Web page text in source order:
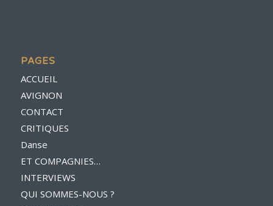
PAGES
ACCUEIL
AVIGNON
CONTACT
CRITIQUES
Danse
ET COMPAGNIES…
INTERVIEWS
QUI SOMMES-NOUS ?